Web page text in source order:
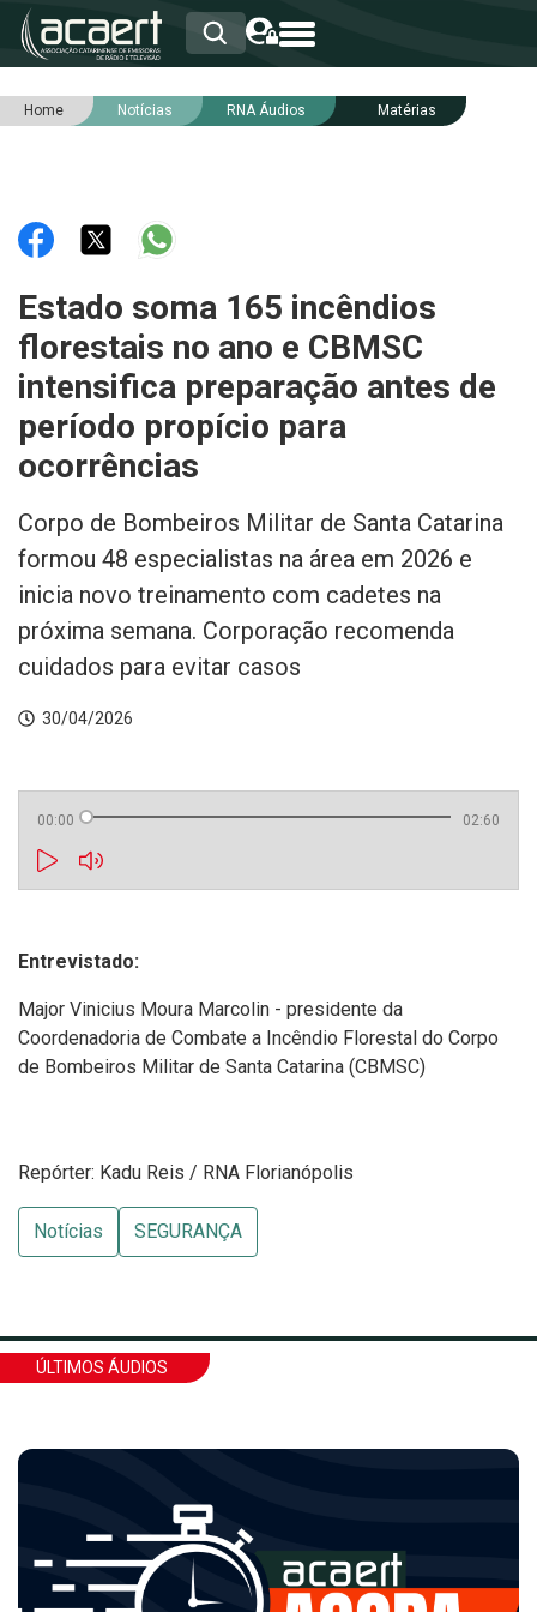
HOME
RNA
NOTÍCIAS
SERVIÇOS
INTEGRIDADE
Home Notícias RNA Áudios Matérias
Estado soma 165 incêndios
florestais no ano e CBMSC
intensifica preparação antes de
período propício para
ocorrências
Corpo de Bombeiros Militar de Santa Catarina
formou 48 especialistas na área em 2026 e
inicia novo treinamento com cadetes na
próxima semana. Corporação recomenda
cuidados para evitar casos
30/04/2026
00:00 02:60
Entrevistado:
Major Vinicius Moura Marcolin - presidente da
Coordenadoria de Combate a Incêndio Florestal do Corpo
de Bombeiros Militar de Santa Catarina (CBMSC)
Repórter: Kadu Reis / RNA Florianópolis
Notícias SEGURANÇA
ÚLTIMOS ÁUDIOS